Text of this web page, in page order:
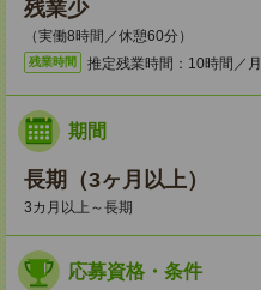
残業少
（実働8時間／休憩60分）
残業時間 推定残業時間：10時間／月
期間
長期（3ヶ月以上）
3カ月以上～長期
応募資格・条件